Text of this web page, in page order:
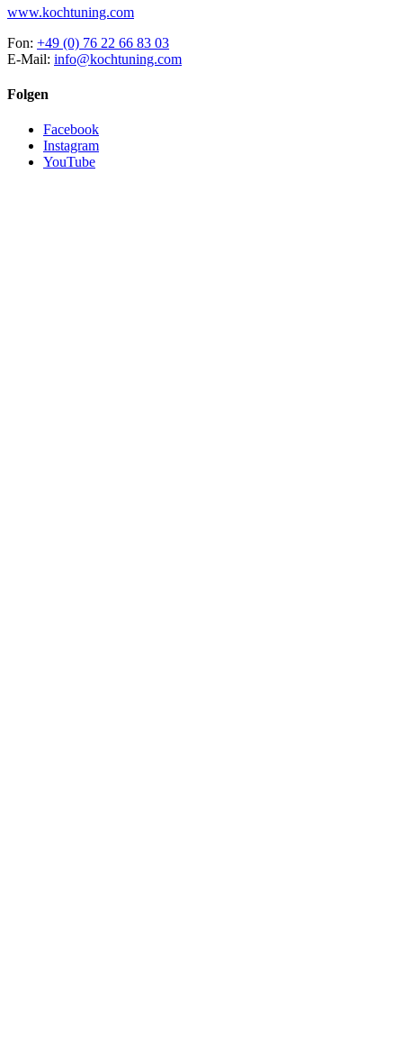
www.kochtuning.com
Fon: +49 (0) 76 22 66 83 03
E-Mail: info@kochtuning.com
Folgen
Facebook
Instagram
YouTube